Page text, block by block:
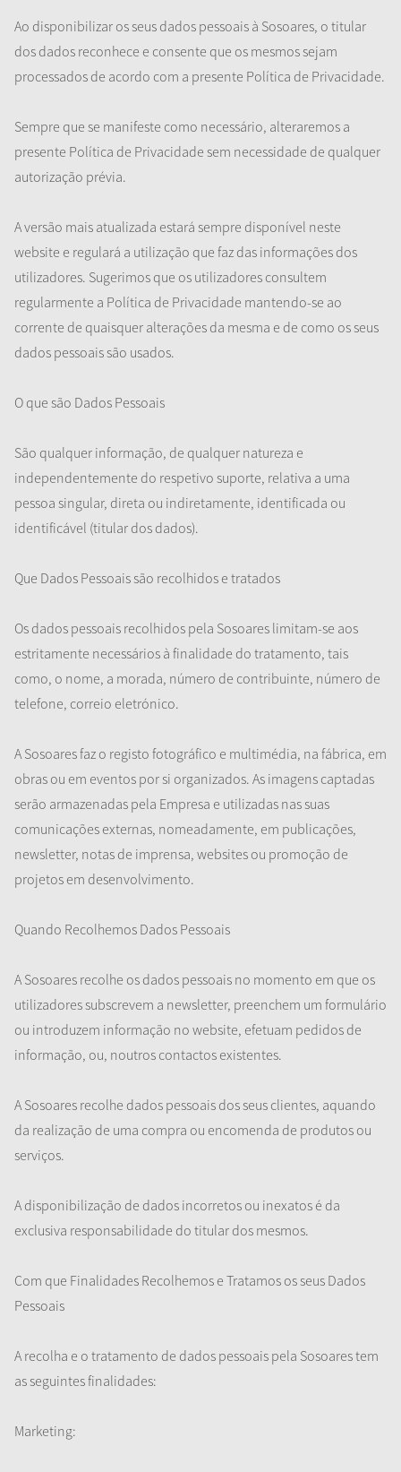
Ao disponibilizar os seus dados pessoais à Sosoares, o titular
dos dados reconhece e consente que os mesmos sejam
processados de acordo com a presente Política de Privacidade.
Sempre que se manifeste como necessário, alteraremos a
presente Política de Privacidade sem necessidade de qualquer
autorização prévia.
A versão mais atualizada estará sempre disponível neste
website e regulará a utilização que faz das informações dos
utilizadores. Sugerimos que os utilizadores consultem
regularmente a Política de Privacidade mantendo-se ao
corrente de quaisquer alterações da mesma e de como os seus
dados pessoais são usados.
O que são Dados Pessoais
São qualquer informação, de qualquer natureza e
independentemente do respetivo suporte, relativa a uma
pessoa singular, direta ou indiretamente, identificada ou
identificável (titular dos dados).
Que Dados Pessoais são recolhidos e tratados
Os dados pessoais recolhidos pela Sosoares limitam-se aos
estritamente necessários à finalidade do tratamento, tais
como, o nome, a morada, número de contribuinte, número de
telefone, correio eletrónico.
A Sosoares faz o registo fotográfico e multimédia, na fábrica, em
obras ou em eventos por si organizados. As imagens captadas
serão armazenadas pela Empresa e utilizadas nas suas
comunicações externas, nomeadamente, em publicações,
newsletter, notas de imprensa, websites ou promoção de
projetos em desenvolvimento.
Quando Recolhemos Dados Pessoais
A Sosoares recolhe os dados pessoais no momento em que os
utilizadores subscrevem a newsletter, preenchem um formulário
ou introduzem informação no website, efetuam pedidos de
informação, ou, noutros contactos existentes.
A Sosoares recolhe dados pessoais dos seus clientes, aquando
da realização de uma compra ou encomenda de produtos ou
serviços.
A disponibilização de dados incorretos ou inexatos é da
exclusiva responsabilidade do titular dos mesmos.
Com que Finalidades Recolhemos e Tratamos os seus Dados
Pessoais
A recolha e o tratamento de dados pessoais pela Sosoares tem
as seguintes finalidades:
Marketing: